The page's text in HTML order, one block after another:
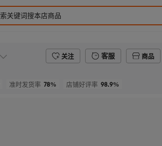
关注 客服
商品
准时发货率 78% 店铺好评率 98.9%